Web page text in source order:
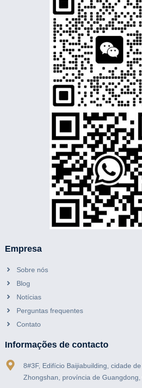
Empresa
Sobre nós
Blog
Notícias
Perguntas frequentes
Contato
Informações de contacto
8#3F, Edifício Baijiabuilding, cidade
Zhongshan, província de Guangdong,